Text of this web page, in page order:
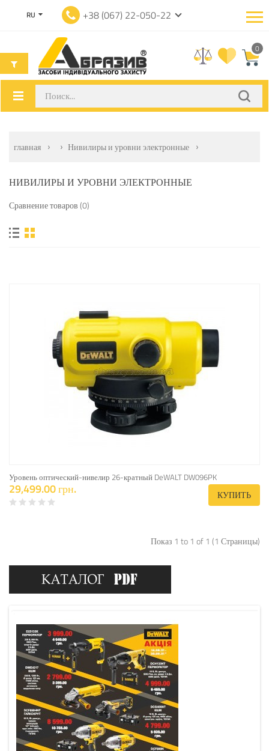
RU +38 (067) 22-050-22
0
главная Нивилиры и уровни электронные
НИВИЛИРЫ И УРОВНИ ЭЛЕКТРОННЫЕ
Сравнение товаров (0)
Уровень оптический-нивелир 26-кратный DeWALT DW096PK
29,499.00 грн. КУПИТЬ
Показ 1 to 1 of 1 (1 Страницы)